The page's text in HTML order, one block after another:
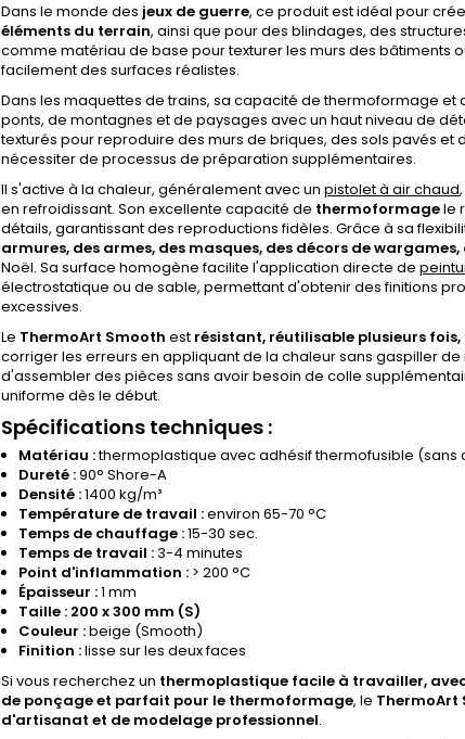
Dans le monde des jeux de guerre, ce produit est idéal pour
éléments du terrain, ainsi que pour des blindages, des
comme matériau de base pour texturer les murs des bâtiments
facilement des surfaces réalistes.
Dans les maquettes de trains, sa capacité de thermoformage
ponts, de montagnes et de paysages avec un haut niveau de
texturés pour reproduire des murs de briques, des sols pavés
nécessiter de processus de préparation supplémentaires.
Il s'active à la chaleur, généralement avec un pistolet à air chaud
en refroidissant. Son excellente capacité de thermoformagele
détails, garantissant des reproductions fidèles. Grâce à sa
armures, des armes, des masques, des décors de
Noël. Sa surface homogène facilite l'application directe de
électrostatique ou de sable, permettant d'obtenir des finitions
excessives.
Le ThermoArt Smooth est résistant, réutilisable plusieurs
corriger les erreurs en appliquant de la chaleur sans gaspiller
d'assembler des pièces sans avoir besoin de colle
uniforme dès le début.
Spécifications techniques :
Matériau :thermoplastique avec adhésif thermofusible (sans
Dureté :90° Shore-A
Densité :1400 kg/m³
Température de travail :environ 65-70 °C
Temps de chauffage :15-30 sec.
Temps de travail :3-4 minutes
Point d'inflammation : > 200 °C
Épaisseur :1 mm
Taille : 200 x 300 mm (S)
Couleur :beige (Smooth)
Finition :lisse sur les deux faces
Si vous recherchez un thermoplastique facile à travailler,
de ponçage et parfait pour le thermoformage, le ThermoArt
d'artisanat et de modelage professionnel.